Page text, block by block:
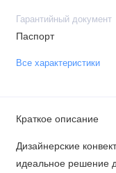
Гарантийный документ
Паспорт
Все характеристики
Краткое описание
Дизайнерские
идеальное решение